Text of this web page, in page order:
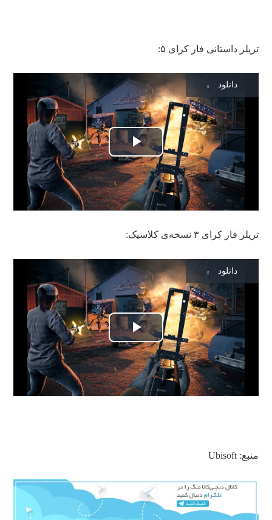
تریلر داستانی فار کرای ۵:
Play
Video
دانلود
تریلر فار کرای ۳ نسخه‌ی کلاسیک:
Play
Video
دانلود
منبع: Ubisoft